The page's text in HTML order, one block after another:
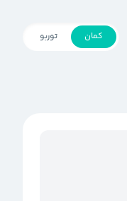
کمان توربو